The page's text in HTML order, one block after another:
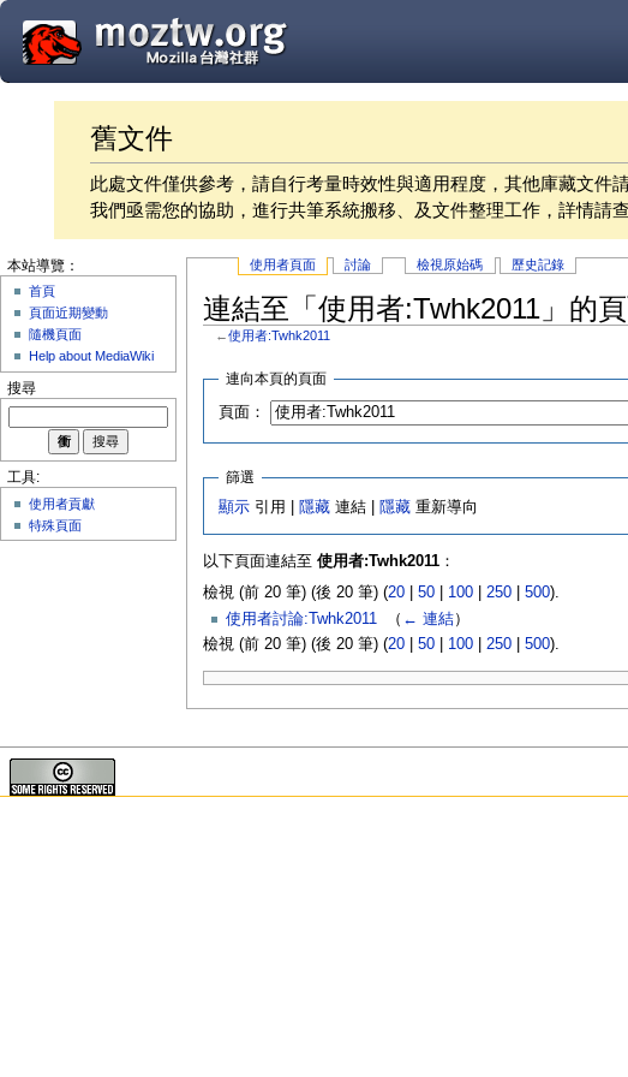
舊文件
此處文件僅供參考，請自行考量時效性與適用程度，其他庫藏文件
我們亟需您的協助，進行共筆系統搬移、及文件整理工作，詳情請
使用者頁面 討論 檢視原始碼 歷史記錄
連結至「使用者:Twhk2011」的
←使用者:Twhk2011
連向本頁的頁面
頁面：
篩選
顯示 引用 | 隱藏 連結 | 隱藏 重新導向
以下頁面連結至 使用者:Twhk2011：
檢視 (前 20 筆) (後 20 筆) (20| 50| 100| 250| 500).
使用者討論:Twhk2011‎ （ ← 連結）
檢視 (前 20 筆) (後 20 筆) (20| 50| 100| 250| 500).
本站導覽：
首頁
頁面近期變動
隨機頁面
Help about MediaWiki
搜尋
工具:
使用者貢獻
特殊頁面